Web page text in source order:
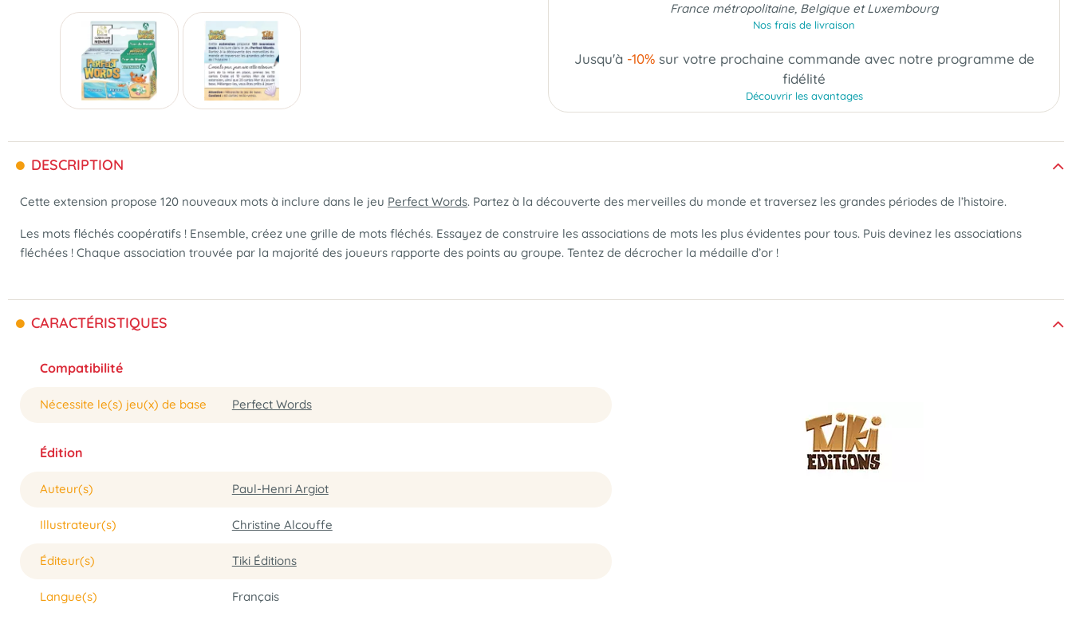
France métropolitaine, Belgique et Luxembourg
Nos frais de livraison
Jusqu'à -10%sur votre prochaine commande avec notre programme de
fidélité
Découvrir les avantages
DESCRIPTION
Cette extension propose 120 nouveaux mots à inclure dans le jeu Perfect Words. Partez à la découverte des merveilles du monde et traversez les grandes périodes de l’histoire.
Les mots fléchés coopératifs ! Ensemble, créez une grille de mots fléchés. Essayez de construire les associations de mots les plus évidentes pour tous. Puis devinez les associations
fléchées ! Chaque association trouvée par la majorité des joueurs rapporte des points au groupe. Tentez de décrocher la médaille d’or !
CARACTÉRISTIQUES
Compatibilité
Nécessite le(s) jeu(x) de base Perfect Words
Édition
Auteur(s) Paul-Henri Argiot
Illustrateur(s) Christine Alcouffe
Éditeur(s) Tiki Éditions
Langue(s) Français